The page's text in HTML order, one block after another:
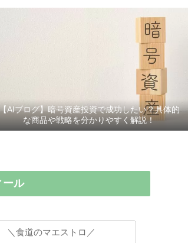
AIブログ】暗号資産投資で成功したい？具体的
な商品や戦略を分かりやすく解説！
ール
＼食道のマエストロ／